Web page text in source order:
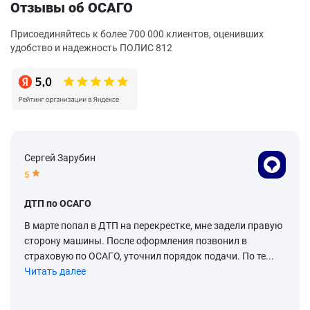
Отзывы об ОСАГО
Присоединяйтесь к более 700 000 клиентов, оценивших
удобство и надежность ПОЛИС 812
Сергей Зарубин
5
ДТП по ОСАГО
В марте попал в ДТП на перекрестке, мне задели правую
сторону машины. После оформления позвонил в
страховую по ОСАГО, уточнил порядок подачи. По те...
Читать далее